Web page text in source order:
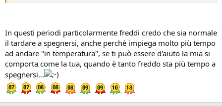
In questi periodi particolarmente freddi credo che sia normale
il tardare a spegnersi, anche perchè impiega molto più tempo
ad andare "in temperatura", se ti può essere d'aiuto la mia si
comporta come la tua, quando è tanto freddo sta più tempo a
spegnersi...